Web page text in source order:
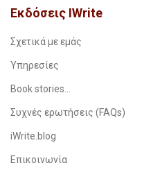
Εκδόσεις IWrite
Σχετικά με εμάς
Υπηρεσίες
Book stories…
Συχνές ερωτήσεις (FAQs)
iWrite.blog
Επικοινωνία